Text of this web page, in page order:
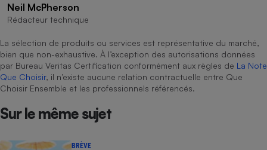
Neil McPherson
Rédacteur technique
La sélection de produits ou services est représentative du marché,
bien que non-exhaustive. À l’exception des autorisations données
par Bureau Veritas Certification conformément aux règles de La Note
Que Choisir, il n’existe aucune relation contractuelle entre Que
Choisir Ensemble et les professionnels référencés.
Sur le même sujet
BRÈVE